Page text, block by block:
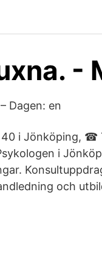
-
Dagen: en
40 i Jönköping,
i
och